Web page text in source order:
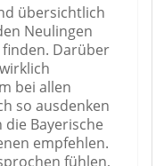
übersichtlich
Neulingen
Darüber
bei allen
so ausdenken
die Bayerische
empfehlen.
fühlen,